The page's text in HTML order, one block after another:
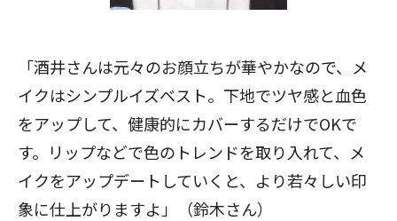
「酒井さんは元々のお顔立ちが華やかなので、メ
イクはシンプルイズベスト。下地でツヤ感と血色
をアップして、健康的にカバーするだけでOKで
す。リップなどで色のトレンドを取り入れて、メ
イクをアップデートしていくと、より若々しい印
象に仕上がりますよ」（鈴木さん）